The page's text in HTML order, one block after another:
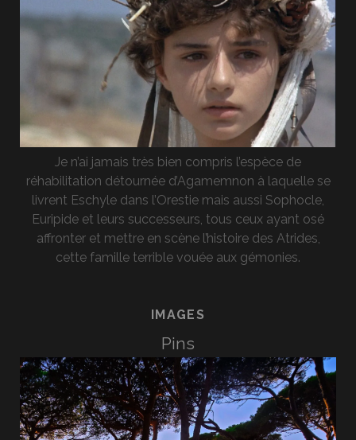
Je n’ai jamais très bien compris l’espèce de
réhabilitation détournée d’Agamemnon à laquelle se
livrent Eschyle dans l’Orestie mais aussi Sophocle,
Euripide et leurs successeurs, tous ceux ayant osé
affronter et mettre en scène l’histoire des Atrides,
cette famille terrible vouée aux gémonies.
IMAGES
Pins